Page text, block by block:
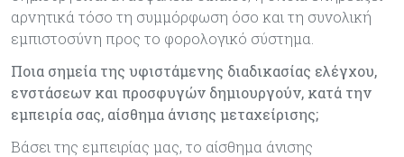
αρνητικά τόσο τη συμμόρφωση όσο και τη συνολική
εμπιστοσύνη προς το φορολογικό σύστημα.
Ποια σημεία της υφιστάμενης διαδικασίας ελέγχου,
ενστάσεων και προσφυγών δημιουργούν, κατά την
εμπειρία σας, αίσθημα άνισης μεταχείρισης;
Βάσει της εμπειρίας μας, το αίσθημα άνισης